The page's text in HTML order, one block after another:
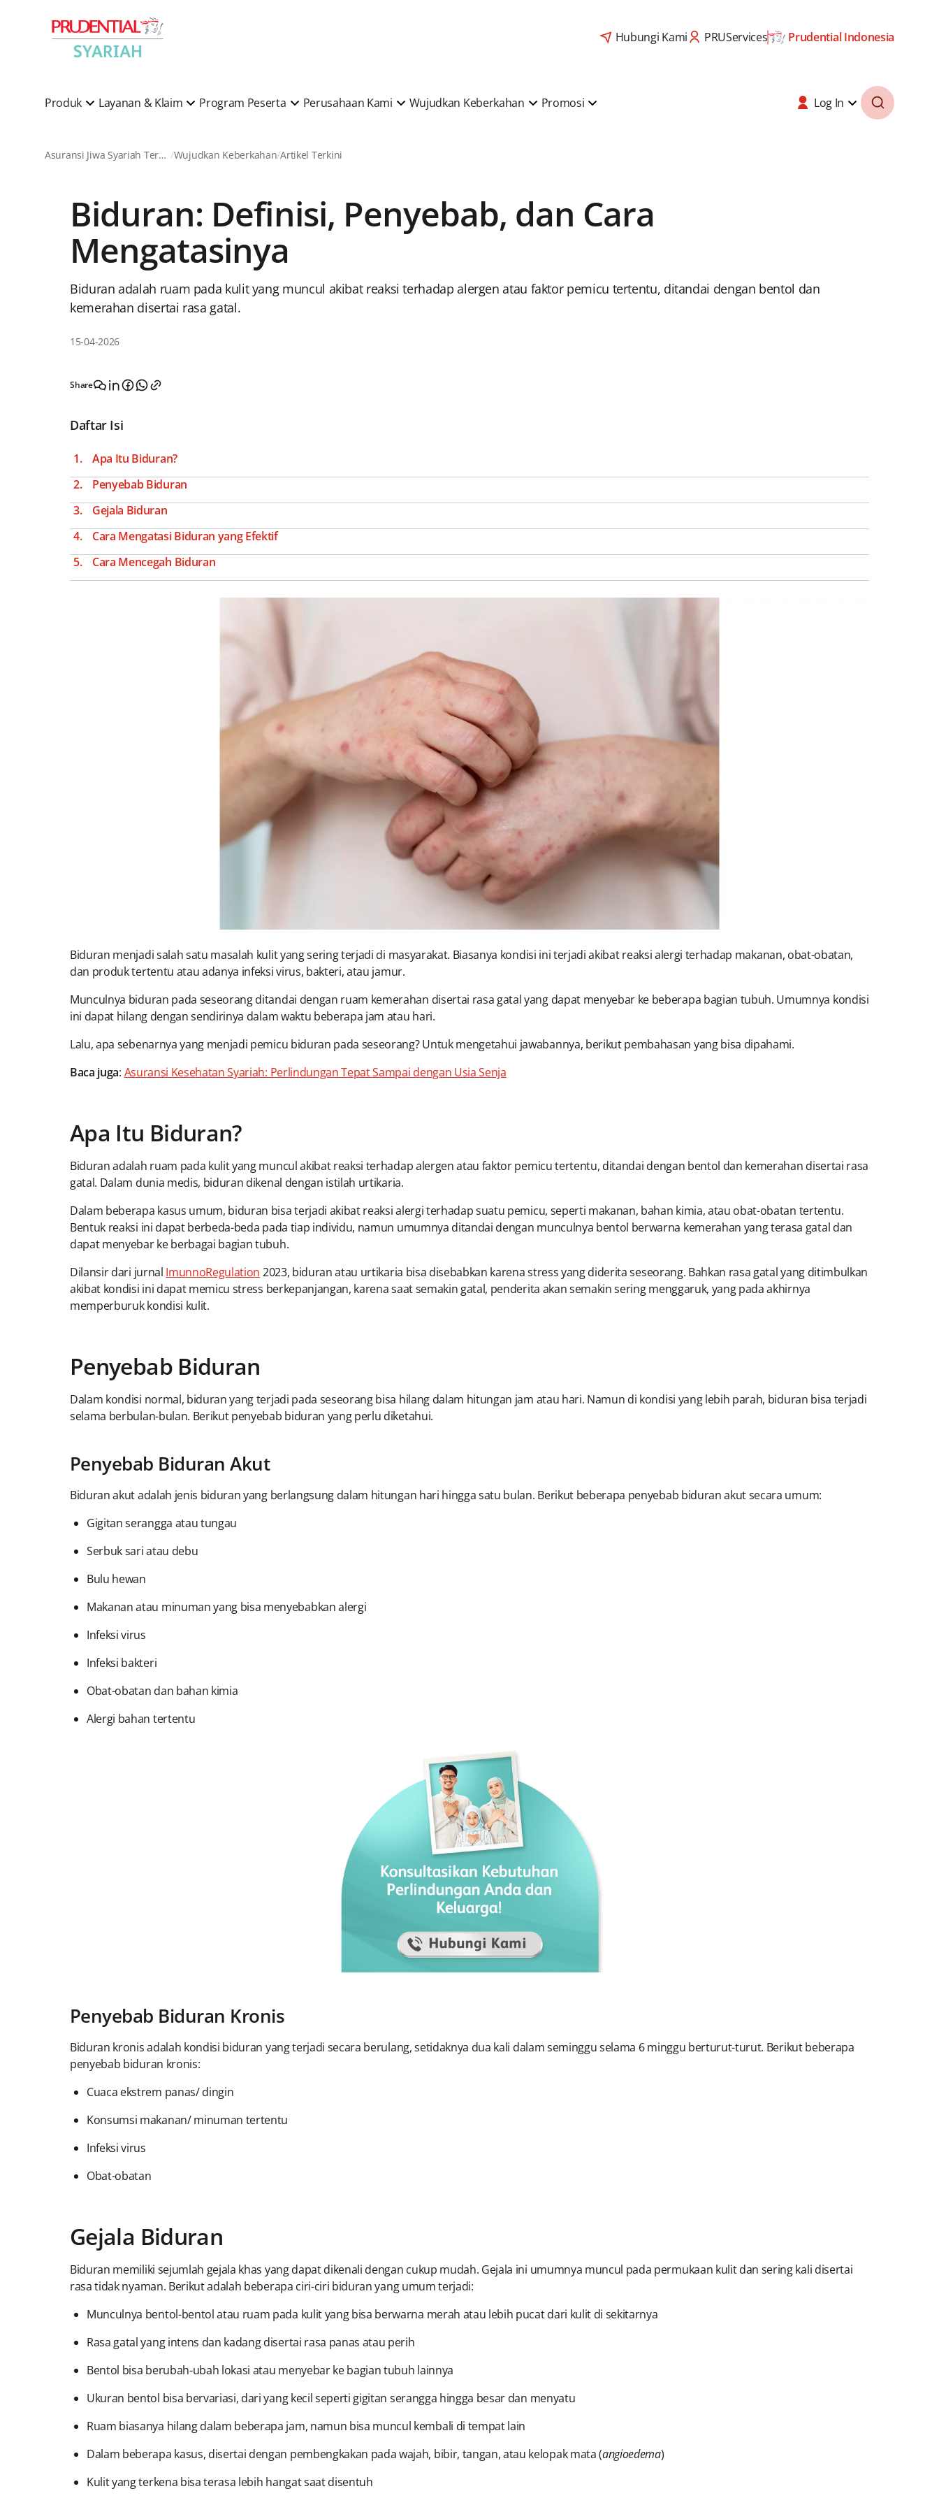
Hubungi Kami PRUServices Prudential Indonesia
Produk Layanan & Klaim Program Peserta Perusahaan Kami Wujudkan Keberkahan Promosi Log In
Asuransi Jiwa Syariah Terkemuka di Indonesia Wujudkan Keberkahan Artikel Terkini
Biduran: Definisi, Penyebab, dan Cara
Mengatasinya
Biduran adalah ruam pada kulit yang muncul akibat reaksi terhadap alergen atau faktor pemicu tertentu, ditandai dengan bentol dan
kemerahan disertai rasa gatal.
15-04-2026
Share
Daftar Isi
Apa Itu Biduran?
Penyebab Biduran
Gejala Biduran
Cara Mengatasi Biduran yang Efektif
Cara Mencegah Biduran
Biduran menjadi salah satu masalah kulit yang sering terjadi di masyarakat. Biasanya kondisi ini terjadi akibat reaksi alergi terhadap makanan, obat-obatan,
dan produk tertentu atau adanya infeksi virus, bakteri, atau jamur.
Munculnya biduran pada seseorang ditandai dengan ruam kemerahan disertai rasa gatal yang dapat menyebar ke beberapa bagian tubuh. Umumnya kondisi
ini dapat hilang dengan sendirinya dalam waktu beberapa jam atau hari.
Lalu, apa sebenarnya yang menjadi pemicu biduran pada seseorang? Untuk mengetahui jawabannya, berikut pembahasan yang bisa dipahami.
Baca juga: Asuransi Kesehatan Syariah: Perlindungan Tepat Sampai dengan Usia Senja
Apa Itu Biduran?
Biduran adalah ruam pada kulit yang muncul akibat reaksi terhadap alergen atau faktor pemicu tertentu, ditandai dengan bentol dan kemerahan disertai rasa
gatal. Dalam dunia medis, biduran dikenal dengan istilah urtikaria.
Dalam beberapa kasus umum, biduran bisa terjadi akibat reaksi alergi terhadap suatu pemicu, seperti makanan, bahan kimia, atau obat-obatan tertentu.
Bentuk reaksi ini dapat berbeda-beda pada tiap individu, namun umumnya ditandai dengan munculnya bentol berwarna kemerahan yang terasa gatal dan
dapat menyebar ke berbagai bagian tubuh.
Dilansir dari jurnal ImunnoRegulation 2023, biduran atau urtikaria bisa disebabkan karena stress yang diderita seseorang. Bahkan rasa gatal yang ditimbulkan
akibat kondisi ini dapat memicu stress berkepanjangan, karena saat semakin gatal, penderita akan semakin sering menggaruk, yang pada akhirnya
memperburuk kondisi kulit.
Penyebab Biduran
Dalam kondisi normal, biduran yang terjadi pada seseorang bisa hilang dalam hitungan jam atau hari. Namun di kondisi yang lebih parah, biduran bisa terjadi
selama berbulan-bulan. Berikut penyebab biduran yang perlu diketahui.
Penyebab Biduran Akut
Biduran akut adalah jenis biduran yang berlangsung dalam hitungan hari hingga satu bulan. Berikut beberapa penyebab biduran akut secara umum:
Gigitan serangga atau tungau
Serbuk sari atau debu
Bulu hewan
Makanan atau minuman yang bisa menyebabkan alergi
Infeksi virus
Infeksi bakteri
Obat-obatan dan bahan kimia
Alergi bahan tertentu
Penyebab Biduran Kronis
Biduran kronis adalah kondisi biduran yang terjadi secara berulang, setidaknya dua kali dalam seminggu selama 6 minggu berturut-turut. Berikut beberapa
penyebab biduran kronis:
Cuaca ekstrem panas/ dingin
Konsumsi makanan/ minuman tertentu
Infeksi virus
Obat-obatan
Gejala Biduran
Biduran memiliki sejumlah gejala khas yang dapat dikenali dengan cukup mudah. Gejala ini umumnya muncul pada permukaan kulit dan sering kali disertai
rasa tidak nyaman. Berikut adalah beberapa ciri-ciri biduran yang umum terjadi:
Munculnya bentol-bentol atau ruam pada kulit yang bisa berwarna merah atau lebih pucat dari kulit di sekitarnya
Rasa gatal yang intens dan kadang disertai rasa panas atau perih
Bentol bisa berubah-ubah lokasi atau menyebar ke bagian tubuh lainnya
Ukuran bentol bisa bervariasi, dari yang kecil seperti gigitan serangga hingga besar dan menyatu
Ruam biasanya hilang dalam beberapa jam, namun bisa muncul kembali di tempat lain
Dalam beberapa kasus, disertai dengan pembengkakan pada wajah, bibir, tangan, atau kelopak mata (angioedema)
Kulit yang terkena bisa terasa lebih hangat saat disentuh